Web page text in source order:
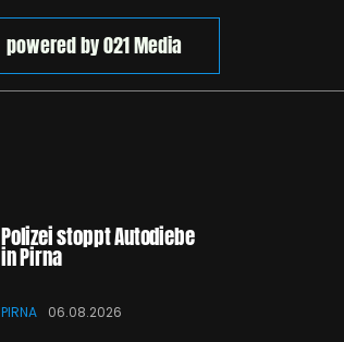
powered by 021 Media
Polizei stoppt Autodiebe
in Pirna
PIRNA 06.08.2026